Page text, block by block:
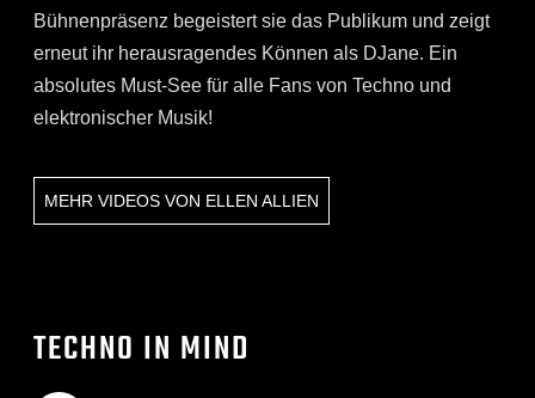
Bühnenpräsenz begeistert sie das Publikum und zeigt
erneut ihr herausragendes Können als DJane. Ein
absolutes Must-See für alle Fans von Techno und
elektronischer Musik!
MEHR VIDEOS VON ELLEN ALLIEN
TECHNO IN MIND